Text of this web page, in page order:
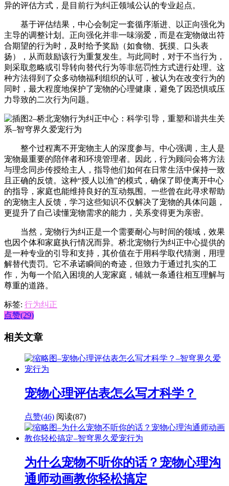
异的评估方式，是目前行为纠正领域公认的专业起点。
基于评估结果，中心会制定一套循序渐进、以正向强化为
主导的调整计划。正向强化并非一味溺爱，而是在宠物做出符
合期望的行为时，及时给予奖励（如食物、抚摸、口头表
扬），从而鼓励该行为重复发生。与此同时，对于不当行为，
则采取忽略或引导转向替代行为等非惩罚性方式进行处理。这
种方法得到了众多动物福利组织的认可，被认为在改变行为的
同时，最大程度地保护了宠物的心理健康，避免了因恐惧或压
力导致的二次行为问题。
整个过程离不开宠物主人的深度参与。中心强调，主人是
宠物最重要的陪伴者和环境管理者。因此，行为顾问会将方法
与理念同步传授给主人，指导他们如何在日常生活中保持一致
且正确的反馈。这种“授人以渔”的模式，确保了即使离开中心
的指导，家庭也能维持良好的互动氛围。一些曾在此寻求帮助
的宠物主人反馈，学习这些知识不仅解决了宠物的具体问题，
更提升了自己读懂宠物需求的能力，关系变得更为亲密。
当然，宠物行为纠正是一个需要耐心与时间的领域，效果
也因个体和家庭执行情况而异。桥北宠物行为纠正中心提供的
是一种专业的引导和支持，其价值在于用科学取代猜测，用理
解替代责罚。它不承诺瞬间的奇迹，但致力于通过扎实的工
作，为每一个陷入困境的人宠家庭，铺就一条通往相互理解与
尊重的道路。
标签: 行为纠正
点赞(29)
相关文章
宠物心理评估表怎么写才科学？
点赞(46) 阅读(87)
为什么宠物不听你的话？宠物心理沟
通师动画教你轻松搞定